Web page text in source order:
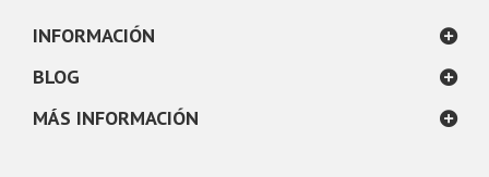
INFORMACIÓN
BLOG
MÁS INFORMACIÓN